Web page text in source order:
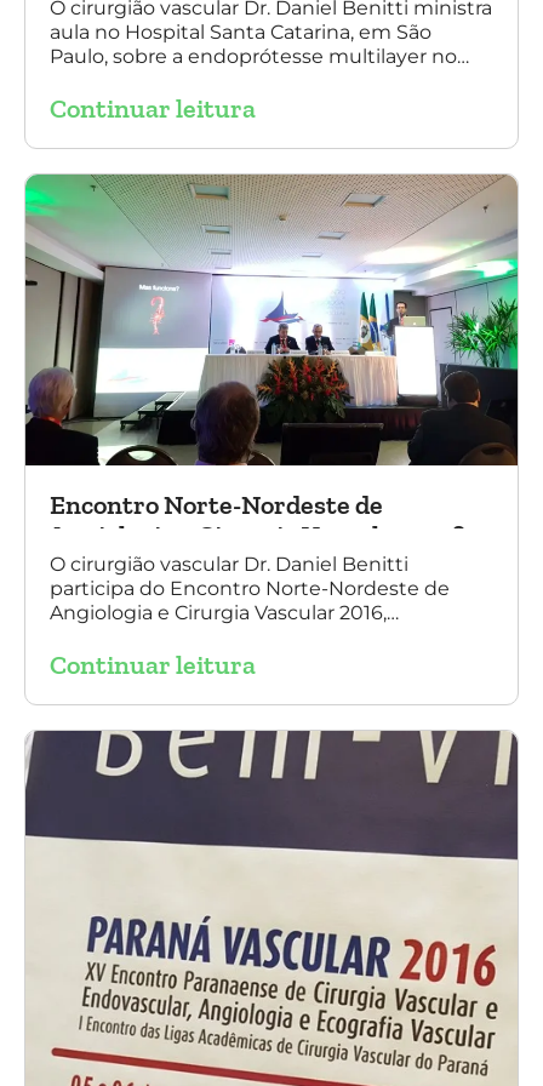
O cirurgião vascular Dr. Daniel Benitti ministra
aula no Hospital Santa Catarina, em São
Paulo, sobre a endoprótesse multilayer no
experiência nacional e mundial com esta
Daniel Benitti e à direita Dr. Carlos Alberto
Fernandes Costa)
Continuar leitura
Encontro Norte-Nordeste de
Angiologia e Cirurgia Vascular 2016
O cirurgião vascular Dr. Daniel Benitti
participa do Encontro Norte-Nordeste de
Angiologia e Cirurgia Vascular 2016,
aneurisma da Aorta.
Continuar leitura